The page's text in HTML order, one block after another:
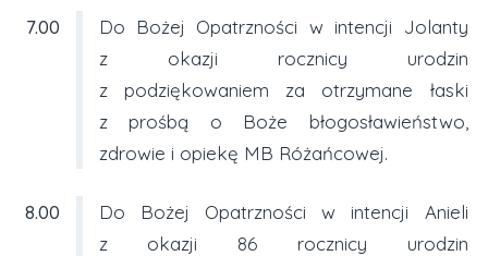
7.00
Do Bożej Opatrzności w intencji Jolanty
z okazji rocznicy urodzin
z podziękowaniem za otrzymane łaski
z prośbą o Boże błogosławieństwo,
zdrowie i opiekę MB Różańcowej.
8.00
Do Bożej Opatrzności w intencji Anieli
z okazji 86 rocznicy urodzin